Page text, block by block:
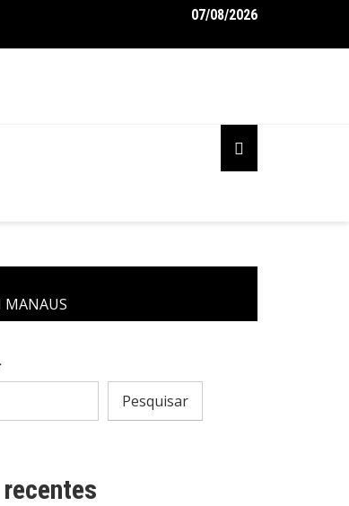
ao STF para receber os filhos no Dia dos Pais
07/08/2026
MANAUS
Pesquisar